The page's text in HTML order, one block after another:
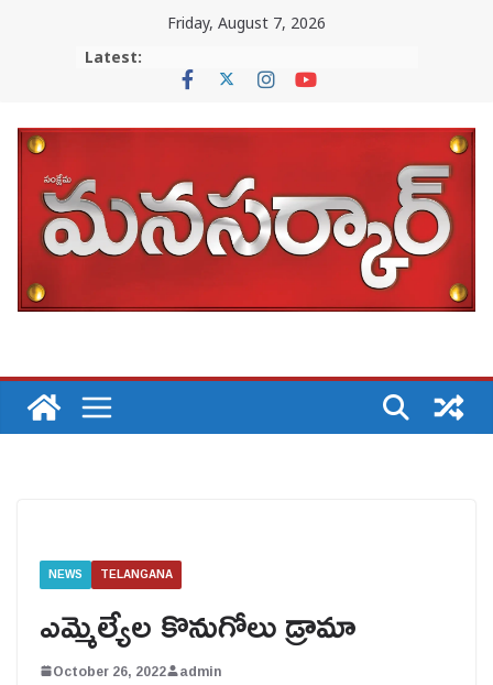
Friday, August 7, 2026
Latest:
NEWS TELANGANA
ఎమ్మెల్యేల కొనుగోలు డ్రామా
October 26, 2022 admin